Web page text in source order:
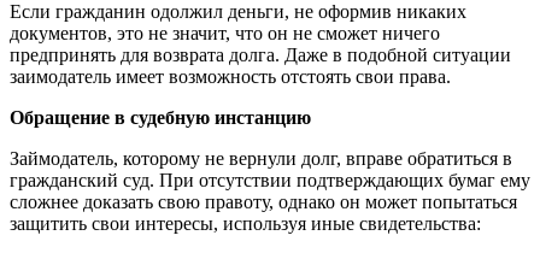
Если гражданин одолжил деньги, не оформив никаких
документов, это не значит, что он не сможет ничего
предпринять для возврата долга. Даже в подобной ситуации
заимодатель имеет возможность отстоять свои права.
Обращение в судебную инстанцию
Займодатель, которому не вернули долг, вправе обратиться в
гражданский суд. При отсутствии подтверждающих бумаг ему
сложнее доказать свою правоту, однако он может попытаться
защитить свои интересы, используя иные свидетельства: